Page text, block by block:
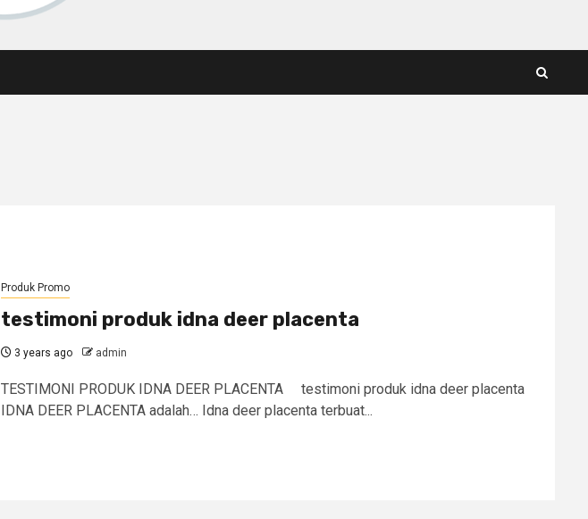
Produk Promo
testimoni produk idna deer placenta
3 years ago admin
TESTIMONI PRODUK IDNA DEER PLACENTA testimoni produk idna deer placenta
IDNA DEER PLACENTA adalah… Idna deer placenta terbuat...